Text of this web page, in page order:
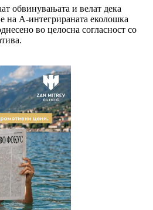
обвинувањата и велат дека
на А-интегрираната еколошка
во целосна согласност со